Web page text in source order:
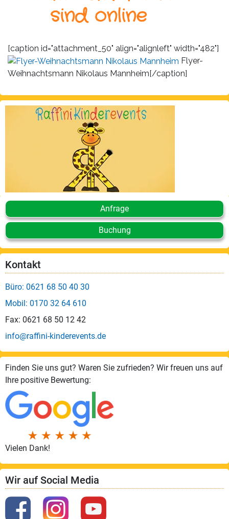
Fotos,
Events
Videos
Referenzen
Partner/Links
sind online
[caption id="attachment_50" align="alignleft" width="482"]
Flyer-
Weihnachtsmann Nikolaus Mannheim[/caption]
Anfrage
Buchung
Kontakt
Büro: 0621 68 50 40 30
Mobil: 0170 32 64 610
Fax: 0621 68 50 12 42
info@raffini-kinderevents.de
Finden Sie uns gut? Waren Sie zufrieden? Wir freuen uns auf
Ihre positive Bewertung:
Vielen Dank!
Wir auf Social Media